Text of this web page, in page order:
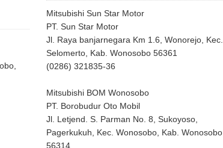
Mitsubishi Sun Star Motor
PT. Sun Star Motor
Jl. Raya banjarnegara Km 1.6, Wonorejo, Kec.
Selomerto, Kab. Wonosobo 56361
(0286) 321835-36
Mitsubishi BOM Wonosobo
PT. Borobudur Oto Mobil
Jl. Letjend. S. Parman No. 8, Sukoyoso,
Pagerkukuh, Kec. Wonosobo, Kab. Wonosobo
56314